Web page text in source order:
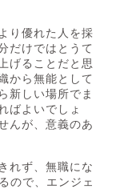
り優れた人を採
だけではとうて
げることだと思
から無能として
新しい場所でま
ばよいでしょ
んが、意義のあ
れず、無職にな
ので、エンジェ